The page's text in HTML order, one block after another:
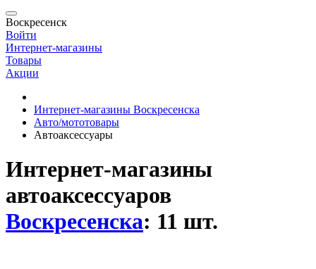
Воскресенск
Войти
Интернет-магазины
Товары
Акции
Интернет-магазины Воскресенска
Авто/мототовары
Автоаксессуары
Интернет-магазины
автоаксессуаров
Воскресенска: 11 шт.